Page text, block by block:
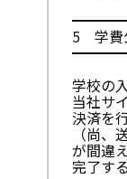
5 学費
学校の
当社サ
決済を
（尚
が間違
完了す